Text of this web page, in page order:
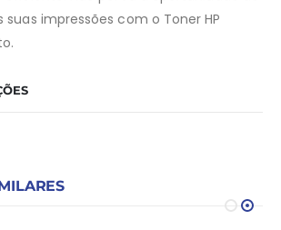
suas impressões com o Toner HP